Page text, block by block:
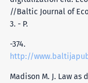
//Baltic Journal of
3. - P.
-374.
http://
Madison M. J. Law as